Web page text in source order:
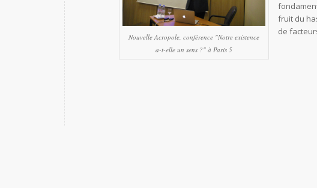
Nouvelle Acropole, conférence "Notre existence
a-t-elle un sens ?" à Paris 5
fruit du
de